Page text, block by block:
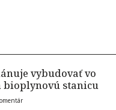
vybudovať vo
bioplynovú stanicu